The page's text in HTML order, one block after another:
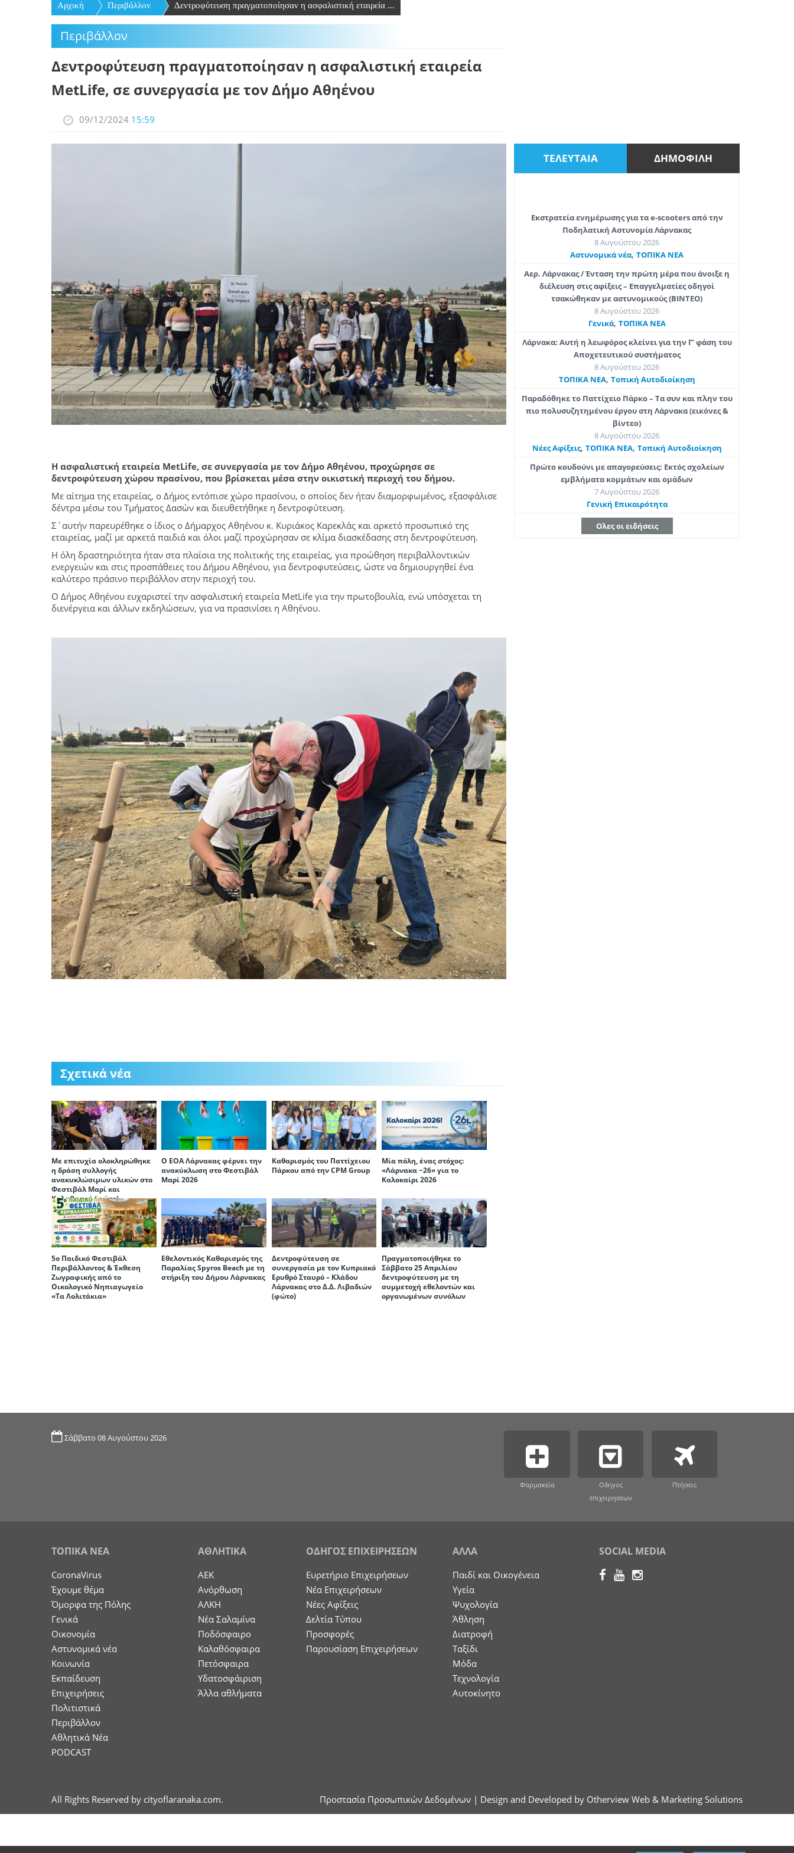
Αρχική Περιβάλλον Δεντροφύτευση πραγματοποίησαν η ασφαλιστική εταιρεία ...
Περιβάλλον
Δεντροφύτευση πραγματοποίησαν η ασφαλιστική εταιρεία
MetLife, σε συνεργασία με τον Δήμο Αθηένου
09/12/2024 15:59
H ασφαλιστική εταιρεία MetLife, σε συνεργασία με τον Δήμο Αθηένου, προχώρησε σε
δεντροφύτευση χώρου πρασίνου, που βρίσκεται μέσα στην οικιστική περιοχή του δήμου.
Με αίτημα της εταιρείας, ο Δήμος εντόπισε χώρο πρασίνου, ο οποίος δεν ήταν διαμορφωμένος, εξασφάλισε
δέντρα μέσω του Τμήματος Δασών και διευθετήθηκε η δεντροφύτευση.
Σ΄αυτήν παρευρέθηκε ο ίδιος ο Δήμαρχος Αθηένου κ. Κυριάκος Καρεκλάς και αρκετό προσωπικό της
εταιρείας, μαζί με αρκετά παιδιά και όλοι μαζί προχώρησαν σε κλίμα διασκέδασης στη δεντροφύτευση.
Η όλη δραστηριότητα ήταν στα πλαίσια της πολιτικής της εταιρείας, για προώθηση περιβαλλοντικών
ενεργειών και στις προσπάθειες του Δήμου Αθηένου, για δεντροφυτεύσεις, ώστε να δημιουργηθεί ένα
καλύτερο πράσινο περιβάλλον στην περιοχή του.
Ο Δήμος Αθηένου ευχαριστεί την ασφαλιστική εταιρεία MetLife για την πρωτοβουλία, ενώ υπόσχεται τη
διενέργεια και άλλων εκδηλώσεων, για να πρασινίσει η Αθηένου.
Σχετικά νέα
Με επιτυχία ολοκληρώθηκε
η δράση συλλογής
ανακυκλώσιμων υλικών στο
Φεστιβάλ Μαρί και
Καλαβασού (φώτο)
Ο ΕΟΑ Λάρνακας φέρνει την
ανακύκλωση στο Φεστιβάλ
Μαρί 2026
Καθαρισμός του Παττίχειου
Πάρκου από την CPM Group
Μία πόλη, ένας στόχος:
«Λάρνακα −26» για το
Καλοκαίρι 2026
5ο Παιδικό Φεστιβάλ
Περιβάλλοντος & Έκθεση
Ζωγραφικής από το
Οικολογικό Νηπιαγωγείο
«Τα Λολιτάκια»
Εθελοντικός Καθαρισμός της
Παραλίας Spyros Beach με τη
στήριξη του Δήμου Λάρνακας
Δεντροφύτευση σε
συνεργασία με τον Κυπριακό
Ερυθρό Σταυρό – Κλάδου
Λάρνακας στο Δ.Δ. Λιβαδιών
(φώτο)
Πραγματοποιήθηκε το
Σάββατο 25 Απριλίου
δεντροφύτευση με τη
συμμετοχή εθελοντών και
οργανωμένων συνόλων
ΤΕΛΕΥΤΑΙΑ ΔΗΜΟΦΙΛΗ
Εκστρατεία ενημέρωσης για τα e-scooters από την
Ποδηλατική Αστυνομία Λάρνακας
8 Αυγούστου 2026
Aστυνομικά νέα,ΤΟΠΙΚΑ ΝΕΑ
Αερ. Λάρνακας / Ένταση την πρώτη μέρα που άνοιξε η
διέλευση στις αφίξεις – Επαγγελματίες οδηγοί
τσακώθηκαν με αστυνομικούς (ΒΙΝΤΕΟ)
8 Αυγούστου 2026
Γενικά, ΤΟΠΙΚΑ ΝΕΑ
Λάρνακα: Αυτή η λεωφόρος κλείνει για την Γ’ φάση του
Αποχετευτικού συστήματος
8 Αυγούστου 2026
ΤΟΠΙΚΑ ΝΕΑ, Τοπική Αυτοδιοίκηση
Παραδόθηκε το Παττίχειο Πάρκο – Τα συν και πλην του
πιο πολυσυζητημένου έργου στη Λάρνακα (εικόνες &
βίντεο)
8 Αυγούστου 2026
Νέες Αφίξεις, ΤΟΠΙΚΑ ΝΕΑ, Τοπική Αυτοδιοίκηση
Πρώτο κουδούνι με απαγορεύσεις: Εκτός σχολείων
εμβλήματα κομμάτων και ομάδων
7 Αυγούστου 2026
Γενική Επικαιρότητα
Ολες οι ειδήσεις
Σάββατο 08 Αυγούστου 2026
Φαρμακεία
Οδηγος
επιχειρησεων
Πτήσεις
ΤΟΠΙΚΑ ΝΕΑ
CoronaVirus
Έχουμε θέμα
Όμορφα της Πόλης
Γενικά
Οικονομία
Aστυνομικά νέα
Κοινωνία
Εκπαίδευση
Επιχειρήσεις
Πολιτιστικά
Περιβάλλον
Αθλητικά Νέα
PODCAST
ΑΘΛΗΤΙΚΑ
ΑΕΚ
Ανόρθωση
ΑΛΚΗ
Νέα Σαλαμίνα
Ποδόσφαιρο
Καλαθόσφαιρα
Πετόσφαιρα
Υδατοσφάιριση
Άλλα αθλήματα
ΟΔΗΓΟΣ ΕΠΙΧΕΙΡΗΣΕΩΝ
Ευρετήριο Επιχειρήσεων
Nέα Επιχειρήσεων
Νέες Αφίξεις
Δελτία Τύπου
Προσφορές
Παρουσίαση Επιχειρήσεων
ΑΛΛΑ
Παιδί και Οικογένεια
Υγεία
Ψυχολογία
Άθληση
Διατροφή
Ταξίδι
Μόδα
Τεχνολογία
Αυτοκίνητο
SOCIAL MEDIA
All Rights Reserved by cityoflaranaka.com. Προστασία Προσωπικών Δεδομένων | Design and Developed by Otherview Web & Marketing Solutions